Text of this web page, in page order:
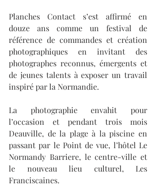
Planches Contact s’est affirmé en
douze ans comme un festival de
référence de commandes et création
photographiques en invitant des
photographes reconnus, émergents et
de jeunes talents à exposer un travail
inspiré par la Normandie.
La photographie envahit pour
l’occasion et pendant trois mois
Deauville, de la plage à la piscine en
passant par le Point de vue, l’hôtel Le
Normandy Barriere, le centre-ville et
le nouveau lieu culturel, Les
Franciscaines.